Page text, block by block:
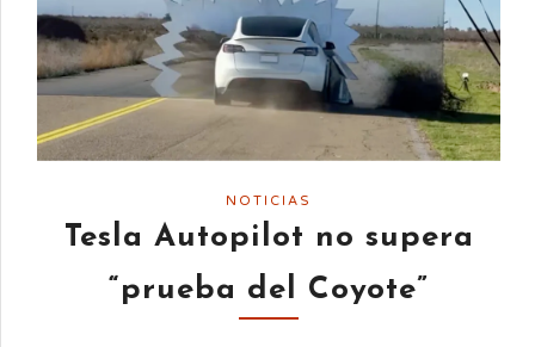
NOTICIAS
Tesla Autopilot no supera
“prueba del Coyote”